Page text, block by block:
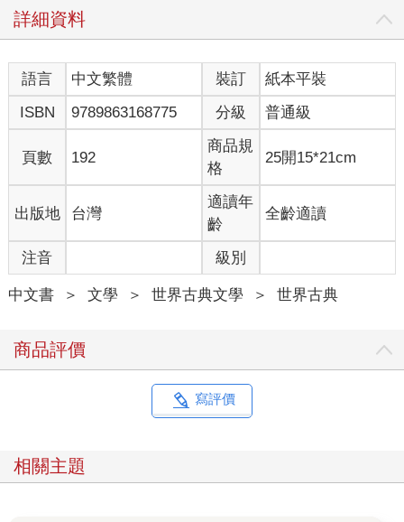
詳細資料
語言 中文繁體 裝訂
紙本平裝
ISBN
9789863168775 分級 普通級
頁數 192
商品規
格
25開15*21cm
出版地 台灣
適讀年
齡
全齡適讀
注音 級別
中文書 ＞ 文學 ＞ 世界古典文學 ＞ 世界古典
商品評價
寫評價
相關主題